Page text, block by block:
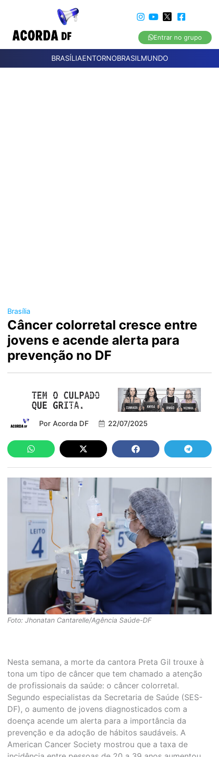
Entrar no grupo
BRASÍLIAENTORNOBRASILMUNDO
Brasília
Câncer colorretal cresce entre
jovens e acende alerta para
prevenção no DF
Por Acorda DF 22/07/2025
Foto: Jhonatan Cantarelle/Agência Saúde-DF
Nesta semana, a morte da cantora Preta Gil trouxe à
tona um tipo de câncer que tem chamado a atenção
de profissionais da saúde: o câncer colorretal.
Segundo especialistas da Secretaria de Saúde (SES-
DF), o aumento de jovens diagnosticados com a
doença acende um alerta para a importância da
prevenção e da adoção de hábitos saudáveis. A
American Cancer Society mostrou que a taxa de